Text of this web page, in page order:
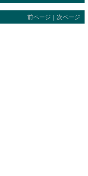
前ページ ｜ 次ページ